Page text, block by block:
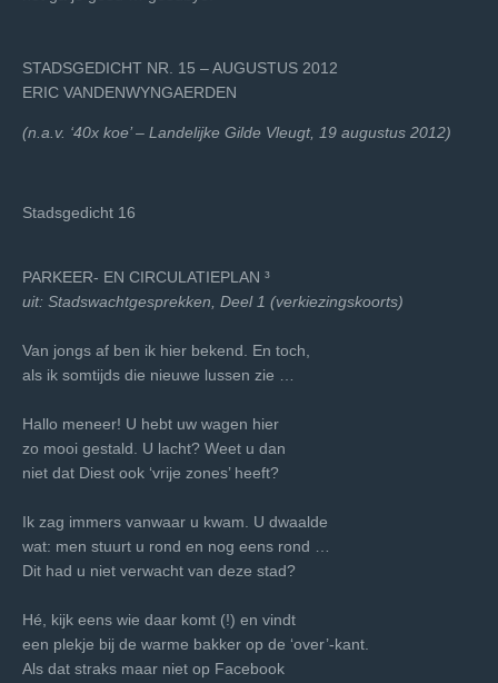
STADSGEDICHT NR. 15 – AUGUSTUS 2012
ERIC VANDENWYNGAERDEN
(n.a.v. ‘40x koe’ – Landelijke Gilde Vleugt, 19 augustus 2012)
Stadsgedicht 16
PARKEER- EN CIRCULATIEPLAN ³
uit: Stadswachtgesprekken, Deel 1 (verkiezingskoorts)
Van jongs af ben ik hier bekend. En toch,
als ik somtijds die nieuwe lussen zie …
Hallo meneer! U hebt uw wagen hier
zo mooi gestald. U lacht? Weet u dan
niet dat Diest ook ‘vrije zones’ heeft?
Ik zag immers vanwaar u kwam. U dwaalde
wat: men stuurt u rond en nog eens rond …
Dit had u niet verwacht van deze stad?
Hé, kijk eens wie daar komt (!) en vindt
een plekje bij de warme bakker op de ‘over’-kant.
Als dat straks maar niet op Facebook